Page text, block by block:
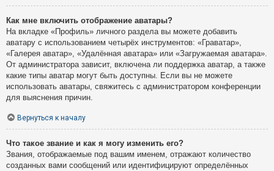
Как мне включить отображение аватары?
На вкладке «Профиль» личного раздела вы можете добавить
аватару с использованием четырёх инструментов: «Граватар»,
«Галерея аватар», «Удалённая аватара» или «Загружаемая аватара».
От администратора зависит, включена ли поддержка аватар, а также
какие типы аватар могут быть доступны. Если вы не можете
использовать аватары, свяжитесь с администратором конференции
для выяснения причин.
Вернуться к началу
Что такое звание и как я могу изменить его?
Звания, отображаемые под вашим именем, отражают количество
созданных вами сообщений или идентифицируют определённых